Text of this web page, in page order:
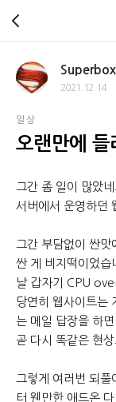
Superbox
2021.12.14
일상
오랜만에 들
그간 좀 일이 많았
서버에서 운영하던
그간 부담없이 싼맛
싼 게 비지떡이었습
날 갑자기 CPU
당연히 웹사이트는
는 메일 답장을 하
곧 다시 똑같은 현상
그렇게 여러번 되풀
터 웬만한 애드온